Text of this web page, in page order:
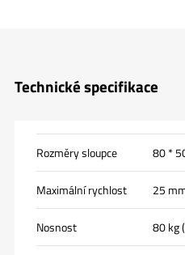
Technické specifikace
Rozměry sloupce 80 *
Maximální rychlost 25
Nosnost 80 kg